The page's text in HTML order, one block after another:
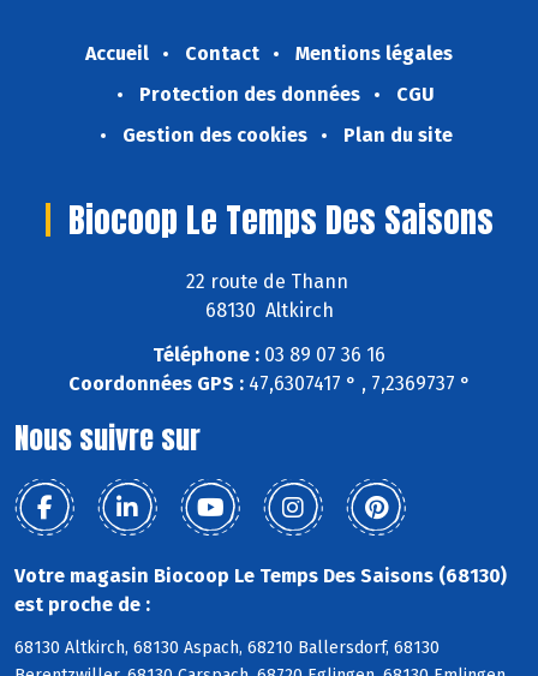
Accueil Contact
Mentions légales
Protection des données
CGU
Gestion des cookies
Plan du site
Biocoop Le Temps Des Saisons
22 route de Thann
68130 Altkirch
Téléphone : 03 89 07 36 16
Coordonnées GPS :47,6307417 ° , 7,2369737 °
Nous suivre sur
Votre magasin Biocoop Le Temps Des Saisons (68130)
est proche de :
68130 Altkirch, 68130 Aspach, 68210 Ballersdorf, 68130